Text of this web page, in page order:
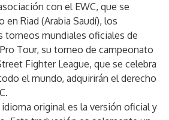
con el EWC, que se
en Riad (Arabia Saudí), los
torneos mundiales oficiales de
Tour, su torneo de campeonato
Fighter League, que se celebra
el mundo, adquirirán el derecho
original es la versión oficial y